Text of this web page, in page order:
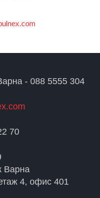
- 088 5555 304
70
Варна
4, офис 401